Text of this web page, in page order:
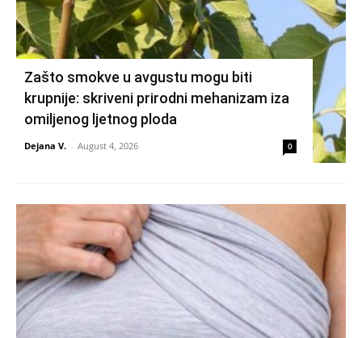
Zašto smokve u avgustu mogu biti
krupnije: skriveni prirodni mehanizam iza
omiljenog ljetnog ploda
Dejana V. - August 4, 2026 0